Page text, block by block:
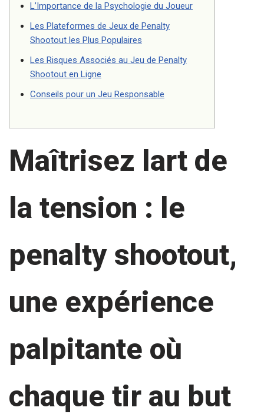
L’Importance de la Psychologie du Joueur
Les Plateformes de Jeux de Penalty
Shootout les Plus Populaires
Les Risques Associés au Jeu de Penalty
Shootout en Ligne
Conseils pour un Jeu Responsable
Maîtrisez lart de
la tension : le
penalty shootout,
une expérience
palpitante où
chaque tir au but